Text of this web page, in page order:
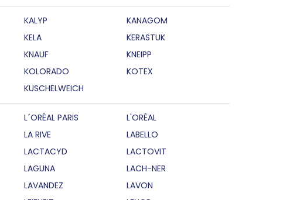
KALYP
KANAGOM
KELA
KERASTUK
KNAUF
KNEIPP
KOLORADO
KOTEX
KUSCHELWEICH
L´ORÉAL PARIS
L'ORÉAL
LA RIVE
LABELLO
LACTACYD
LACTOVIT
LAGUNA
LACH-NER
LAVANDEZ
LAVON